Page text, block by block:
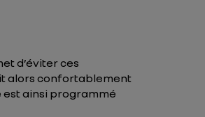
d’éviter ces
alors confortablement
est ainsi programmé